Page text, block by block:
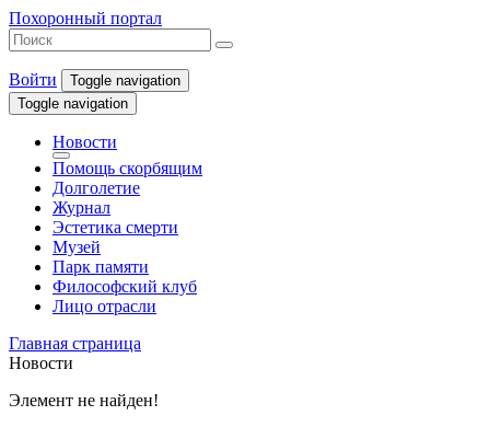
Похоронный портал
Войти
Toggle navigation
Toggle navigation
Новости
Помощь скорбящим
Долголетие
Журнал
Эстетика смерти
Музей
Парк памяти
Философский клуб
Лицо отрасли
Главная страница
Новости
Элемент не найден!